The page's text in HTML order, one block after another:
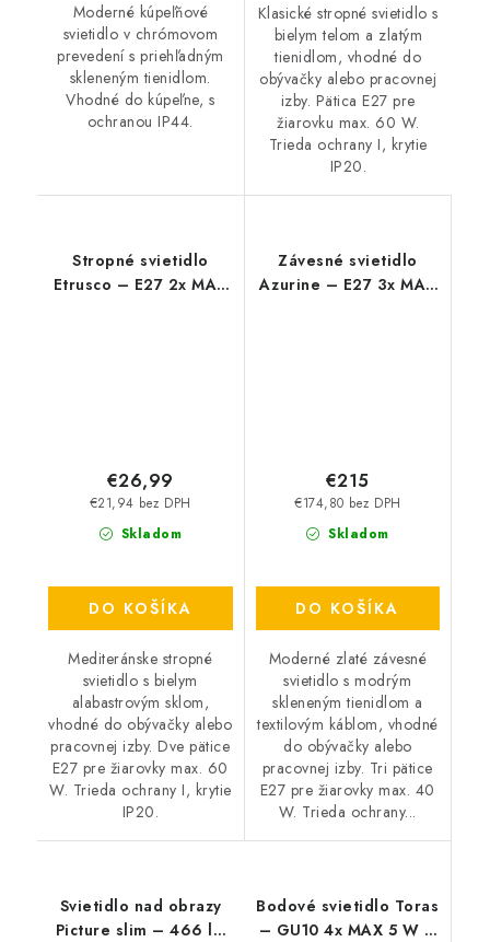
Moderné kúpeľňové
svietidlo v chrómovom
prevedení s priehľadným
skleneným tienidlom.
Vhodné do kúpeľne, s
ochranou IP44.
Klasické stropné svietidlo s
bielym telom a zlatým
tienidlom, vhodné do
obývačky alebo pracovnej
izby. Pätica E27 pre
žiarovku max. 60 W.
Trieda ochrany I, krytie
IP20.
Stropné svietidlo
Etrusco – E27 2x MAX
Skladom
€21,94 bez DPH
€26,99
DO KOŠÍKA
Mediteránske stropné
svietidlo s bielym
alabastrovým sklom,
vhodné do obývačky alebo
pracovnej izby. Dve pätice
E27 pre žiarovky max. 60
W. Trieda ochrany I, krytie
IP20.
Závesné svietidlo
Azurine – E27 3x MAX
Skladom
€174,80 bez DPH
€215
DO KOŠÍKA
Moderné zlaté závesné
svietidlo s modrým
skleneným tienidlom a
textilovým káblom, vhodné
do obývačky alebo
pracovnej izby. Tri pätice
E27 pre žiarovky max. 40
W. Trieda ochrany...
Svietidlo nad obrazy
Picture slim – 466 lm
Bodové svietidlo Toras
– GU10 4x MAX 5 W –